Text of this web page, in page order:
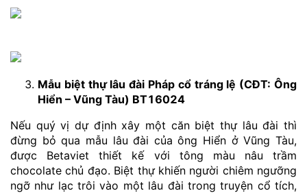
Mẫu biệt thự lâu đài Pháp cổ tráng lệ (CĐT: Ông
Hiển – Vũng Tàu) BT16024
Nếu quý vị dự định xây một căn biệt thự lâu đài thì
đừng bỏ qua mẫu lâu đài của ông Hiển ở Vũng Tàu,
được Betaviet thiết kế với tông màu nâu trầm
chocolate chủ đạo. Biệt thự khiến người chiêm ngưỡng
ngỡ như lạc trôi vào một lâu đài trong truyện cổ tích,